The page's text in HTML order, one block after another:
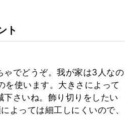
ト
ゃでどうぞ。我が家は3人なの
を使います。大きさによって
下さいね。飾り切りをしたい
よっては細工しにくいので、